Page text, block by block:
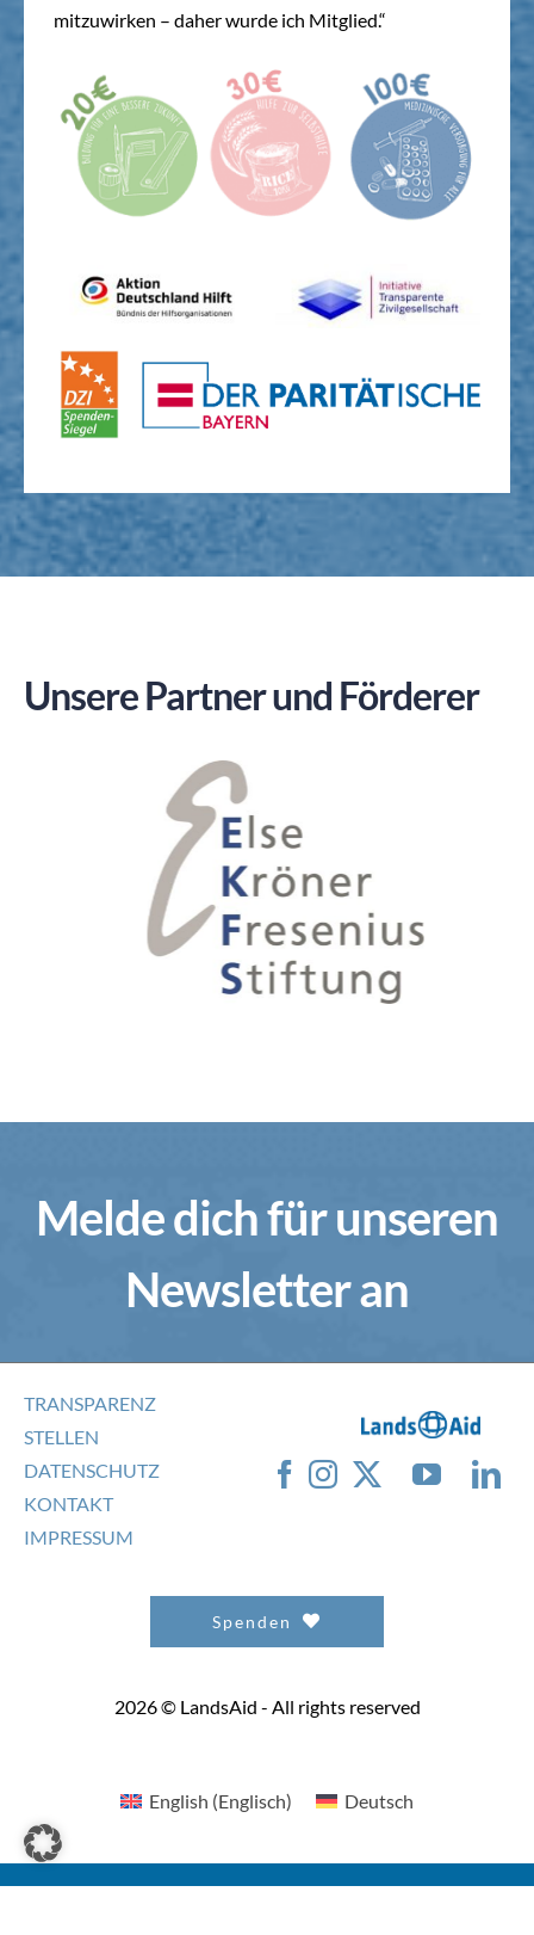
mitzuwirken – daher wurde ich Mitglied.“
Unsere Partner und Förderer
Melde dich für unseren
Newsletter an
TRANSPARENZ
STELLEN
DATENSCHUTZ
KONTAKT
IMPRESSUM
Spenden
2026 © LandsAid - All rights reserved
English (Englisch) Deutsch